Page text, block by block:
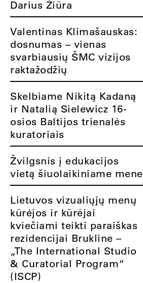
Darius Žiūra
Valentinas Klimašauskas:
dosnumas – vienas
svarbiausių ŠMC vizijos
raktažodžių
Skelbiame Nikitą Kadaną
ir Natalią Sielewicz 16-
osios Baltijos trienalės
kuratoriais
Žvilgsnis į edukacijos
vietą šiuolaikiniame mene
Lietuvos vizualiųjų menų
kūrėjos ir kūrėjai
kviečiami teikti paraiškas
rezidencijai Brukline –
„The International Studio
& Curatorial Program“
(ISCP)